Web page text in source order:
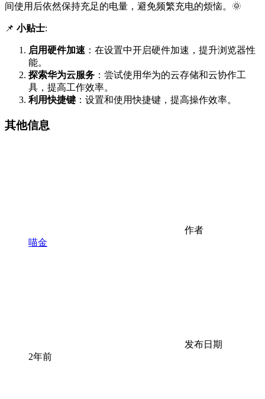
间使用后依然保持充足的电量，避免频繁充电的烦恼。🌞
📌 小贴士:
启用硬件加速 ：在设置中开启硬件加速，提升浏览器性
能。
探索华为云服务 ：尝试使用华为的云存储和云协作工
具，提高工作效率。
利用快捷键 ：设置和使用快捷键，提高操作效率。
其他信息
作者
喵金
发布日期
2年前